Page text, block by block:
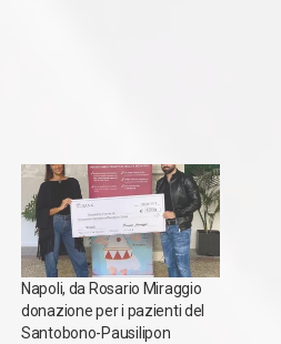
Napoli, da Rosario Miraggio
donazione per i pazienti del
Santobono-Pausilipon